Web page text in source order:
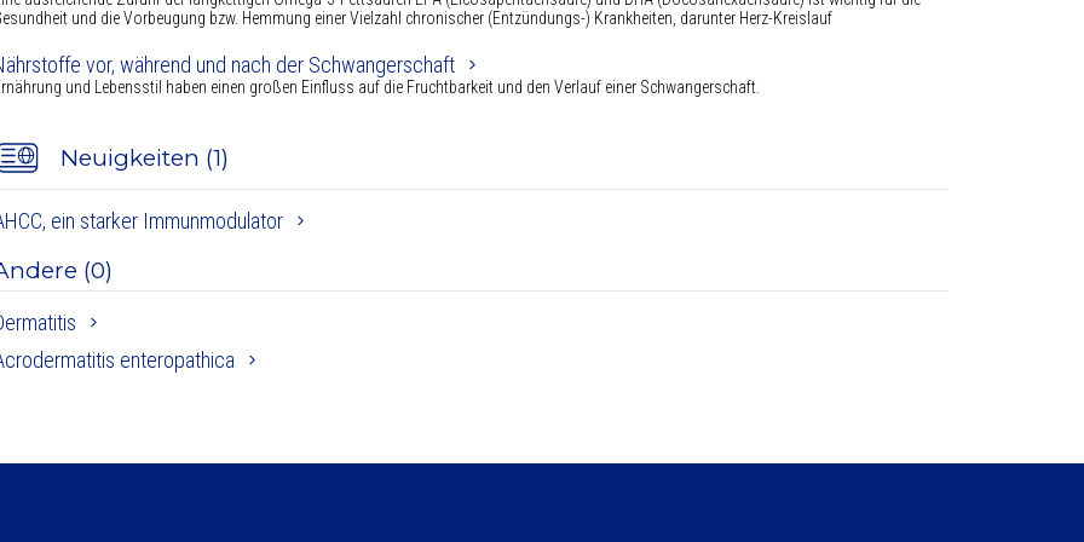
und die Vorbeugung bzw. Hemmung einer Vielzahl chronischer (Entzündungs-) Krankheiten, darunter Herz-Kreislauf
vor, während und nach der Schwangerschaft
und Lebensstil haben einen großen Einfluss auf die Fruchtbarkeit und den Verlauf einer Schwangerschaft.
Neuigkeiten (1)
ein starker Immunmodulator
(0)
enteropathica